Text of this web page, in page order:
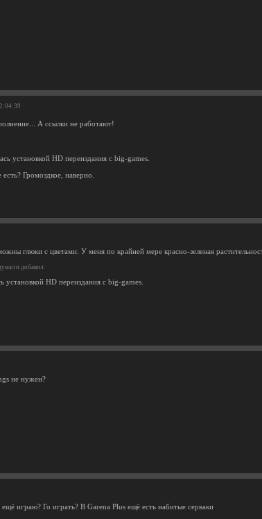
А ссылки не работают!
установкой HD переиздания с big-games.
Громоздкое, наверно.
глюки с цветами. У меня по крайней мере красно-зеленая
и добавил:
установкой HD переиздания с big-games.
не нужен?
играю? Го играть? В Garena Plus ещё есть набитые серваки